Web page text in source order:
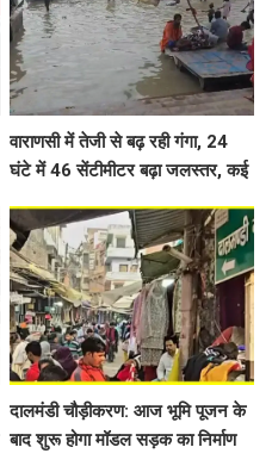
वाराणसी में तेजी से बढ़ रही गंगा, 24
घंटे में 46 सेंटीमीटर बढ़ा जलस्तर, कई
दालमंडी चौड़ीकरण: आज भूमि पूजन के
बाद शुरू होगा मॉडल सड़क का निर्माण